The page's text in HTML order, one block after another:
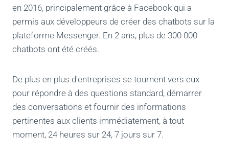
en 2016, principalement grâce à Facebook qui a
permis aux développeurs de créer des chatbots sur la
plateforme Messenger. En 2 ans, plus de 300 000
chatbots ont été créés.
De plus en plus d'entreprises se tournent vers eux
pour répondre à des questions standard, démarrer
des conversations et fournir des informations
pertinentes aux clients immédiatement, à tout
moment, 24 heures sur 24, 7 jours sur 7.